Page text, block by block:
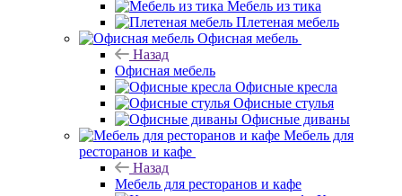
Мебель из тика
Плетеная мебель
Офисная мебель
Назад
Офисная мебель
Офисные кресла
Офисные стулья
Офисные диваны
Мебель для
ресторанов и кафе
Назад
Мебель для ресторанов и кафе